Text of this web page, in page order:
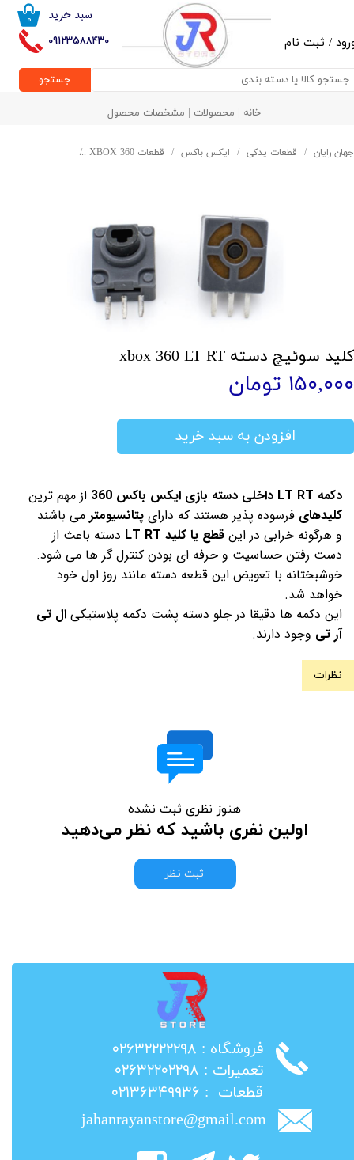
09123588430
۰ سبد خرید
/ ثبت نام
حساب کاربری من
تغییر گذر واژه
جستجو
خانه | محصولات | مشخصات محصول
جهان رایان قطعات یدکی ایکس باکس قطعات XBOX 360
کلید سوئیچ دسته xbox 360 LT RT
۱۵۰,۰۰۰ تومان
افزودن به سبد خرید
دکمه LT RT داخلی دسته بازی ایکس باکس 360
از مهم ترین
کلیدهای فرسوده پذیر هستند که دارای پتانسیومتر می باشند
و هرگونه خرابی در این قطع یا کلید LT RT دسته باعث از
دست رفتن حساسیت و حرفه ای بودن کنترل گر ها می شود.
خوشبختانه با تعویض این قطعه دسته مانند روز اول خود
خواهد شد.
این دکمه ها دقیقا در جلو دسته پشت دکمه پلاستیکی ال تی
آر تی وجود دارند.
نظرات
هنوز نظری ثبت نشده
اولین نفری باشید که نظر می‌دهید
ثبت نظر
​فروشگاه : ۰۲۶۳۲۲۲۲۲۹۸
​تعمیرات : ۰۲۶۳۲۲۰۲۲۹۸
​قطعات : ۰۲۱۳۶۳۴۹۹۳۶
jahanrayanstore@gmail.com